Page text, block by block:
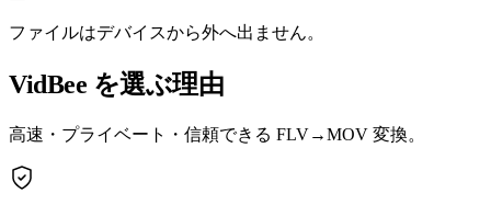
ファイルはデバイスから外へ出ません。
VidBee を選ぶ理由
高速・プライベート・信頼できる FLV→MOV 変換。